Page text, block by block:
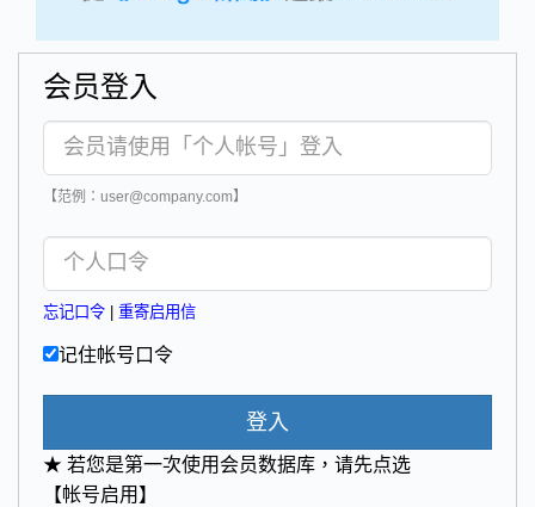
会员登入
【范例：user@company.com】
忘记口令 重寄启用信
记住帐号口令
登入
★ 若您是第一次使用会员数据库，请先点选
【帐号启用】